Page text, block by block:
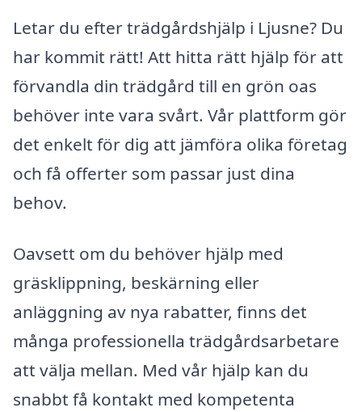
Letar du efter trädgårdshjälp i Ljusne? Du
har kommit rätt! Att hitta rätt hjälp för att
förvandla din trädgård till en grön oas
behöver inte vara svårt. Vår plattform gör
det enkelt för dig att jämföra olika företag
och få offerter som passar just dina
behov.
Oavsett om du behöver hjälp med
gräsklippning, beskärning eller
anläggning av nya rabatter, finns det
många professionella trädgårdsarbetare
att välja mellan. Med vår hjälp kan du
snabbt få kontakt med kompetenta